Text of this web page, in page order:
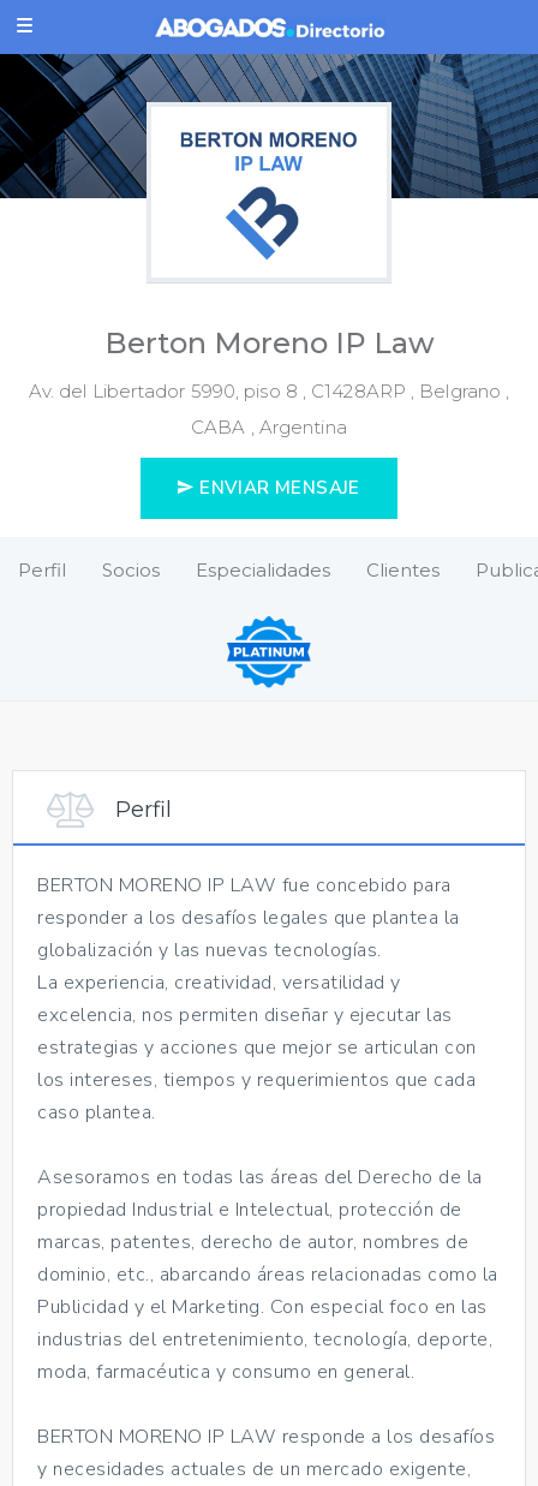
Berton Moreno IP Law
Av. del Libertador 5990, piso 8 , C1428ARP , Belgrano ,
CABA , Argentina
ENVIAR MENSAJE
Perfil Socios Especialidades Clientes
Perfil
BERTON MORENO IP LAW fue concebido para
responder a los desafíos legales que plantea la
globalización y las nuevas tecnologías.
La experiencia, creatividad, versatilidad y
excelencia, nos permiten diseñar y ejecutar las
estrategias y acciones que mejor se articulan con
los intereses, tiempos y requerimientos que cada
caso plantea.
Asesoramos en todas las áreas del Derecho de la
propiedad Industrial e Intelectual, protección de
marcas, patentes, derecho de autor, nombres de
dominio, etc., abarcando áreas relacionadas como la
Publicidad y el Marketing. Con especial foco en las
industrias del entretenimiento, tecnología, deporte,
moda, farmacéutica y consumo en general.
BERTON MORENO IP LAW responde a los desafíos
y necesidades actuales de un mercado exigente,